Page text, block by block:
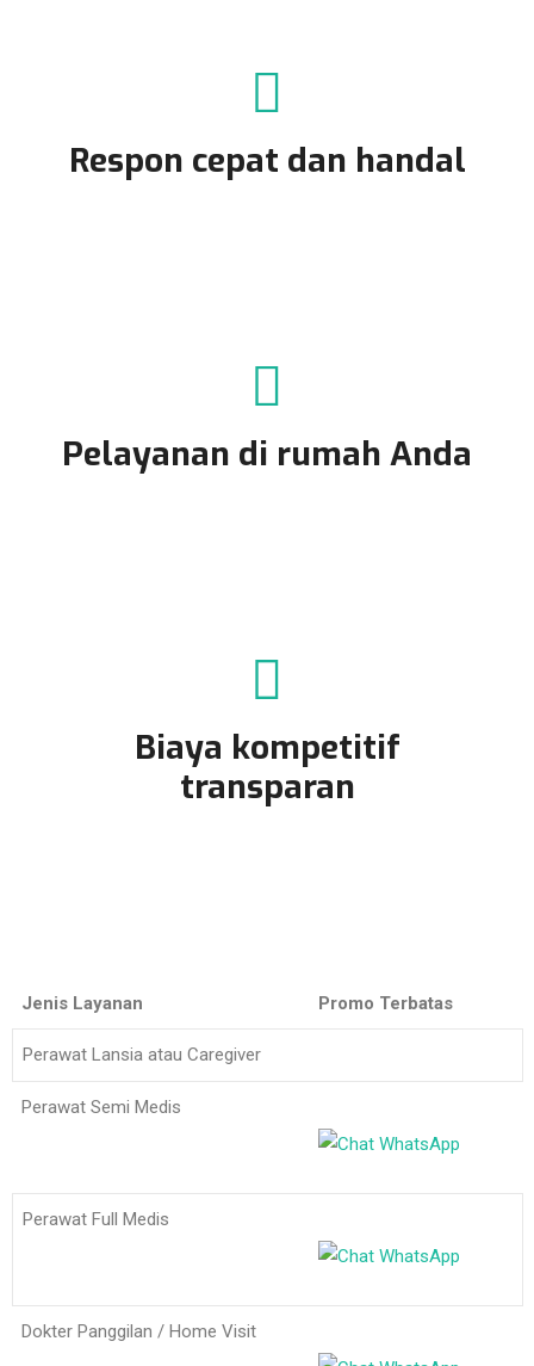
Respon cepat dan handal
Pelayanan di rumah Anda
Biaya kompetitif
transparan
Jenis Layanan Promo Terbatas
Perawat Lansia atau Caregiver
Perawat Semi Medis
Perawat Full Medis
Dokter Panggilan / Home Visit